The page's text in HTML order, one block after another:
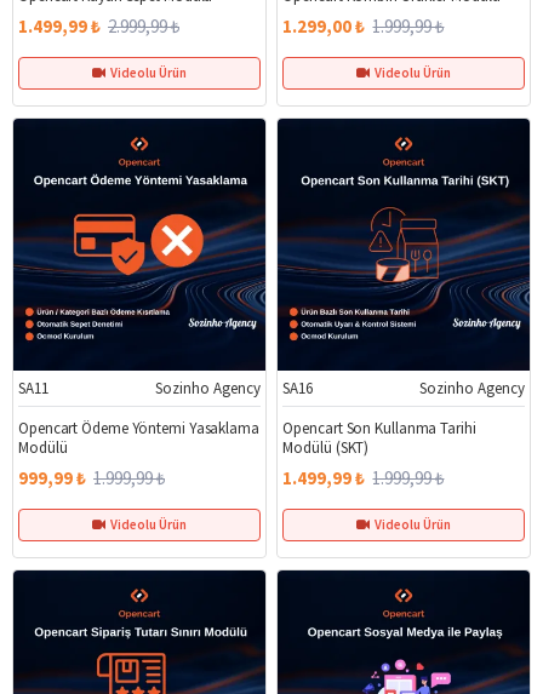
1.499,99 ₺ 2.999,99 ₺
Videolu Ürün
1.299,00 ₺ 1.999,99 ₺
Videolu Ürün
%50
SA11
Sozinho Agency
Opencart Ödeme Yöntemi Yasaklama
Modülü
999,99 ₺ 1.999,99 ₺
Videolu Ürün
%25
SA16
Sozinho Agency
Opencart Son Kullanma Tarihi
Modülü (SKT)
1.499,99 ₺ 1.999,99 ₺
Videolu Ürün